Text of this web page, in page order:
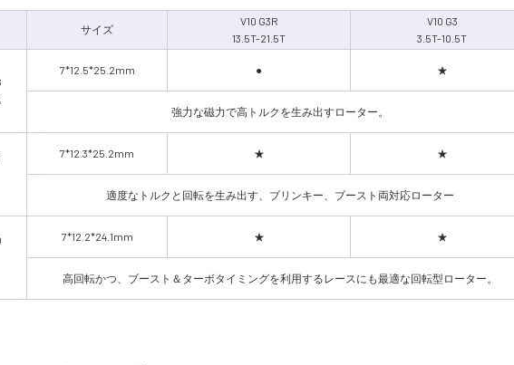
サイズ
V10 G3R
13.5T-21.5T
V10 G3
3.5T-10.5T
7*12.5*25.2mm ● ★
強力な磁力で高トルクを生み出すローター。
7*12.3*25.2mm ★ ★
適度なトルクと回転を生み出す、ブリンキー、ブースト両対応ローター
7*12.2*24.1mm ★ ★
高回転かつ、ブースト＆ターボタイミングを利用するレースにも最適な回転型ローター。